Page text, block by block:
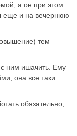
а он при этом
еще и на вечернюю
тем
с ним ишачить. Ему
она все таки
обязательно,